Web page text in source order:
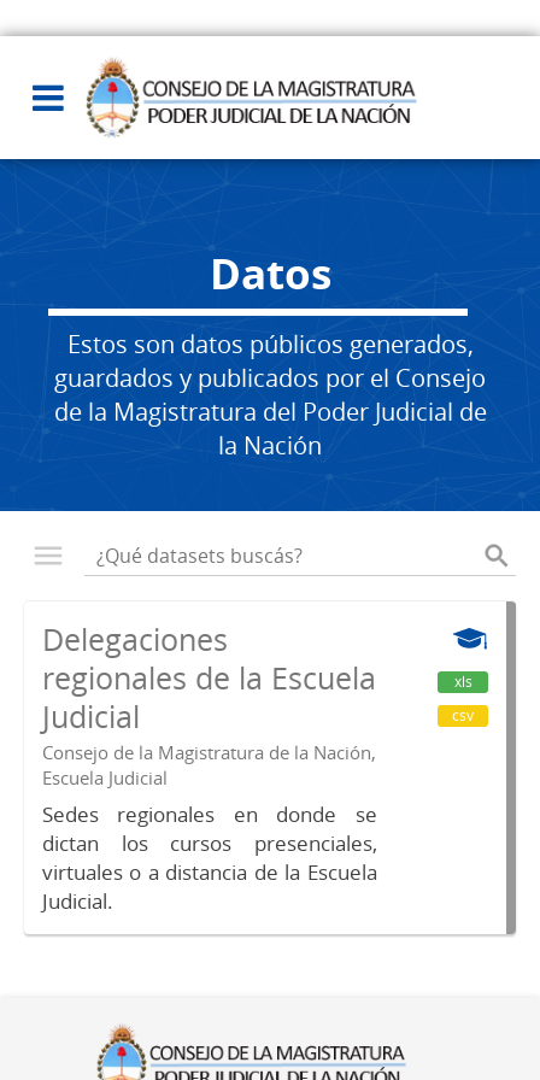
Datos
Estos son datos públicos generados,
guardados y publicados por el Consejo
de la Magistratura del Poder Judicial de
la Nación
Delegaciones
regionales de la Escuela
Judicial
Consejo de la Magistratura de la Nación,
Escuela Judicial
Sedes regionales en donde se
dictan los cursos presenciales,
virtuales o a distancia de la Escuela
Judicial.
xls
csv